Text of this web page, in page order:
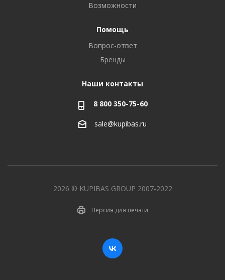
Возможности
Помощь
Вопрос-ответ
Бренды
Наши контакты
8 800 350-75-60
sale@kupibas.ru
2026 © KUPIBAS GROUP 2007-2022
Версия для печати